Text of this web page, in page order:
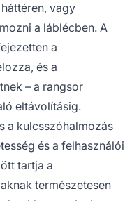
vagy
a láblécben. A
a
és a
– a rangsor
eltávolításig.
a kulcsszóhalmozás
és a felhasználói
tartja a
természetesen